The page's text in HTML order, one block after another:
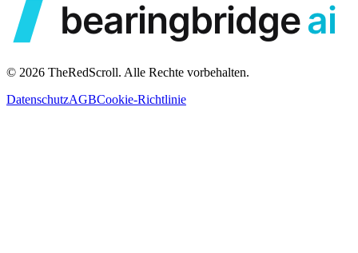
© 2026 TheRedScroll. Alle Rechte vorbehalten.
DatenschutzAGBCookie-Richtlinie